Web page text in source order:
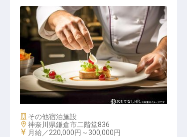
フレンチ（洋食） / 正社員
施設業態
その他宿泊施設
勤務地
神奈川県鎌倉市二階堂836
給与
月給／220,000円～ 300,000円